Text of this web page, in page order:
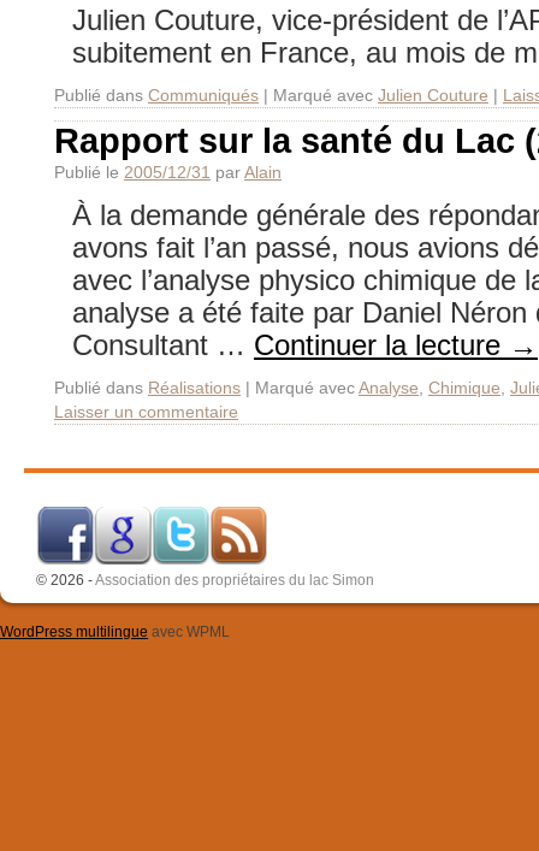
Julien Couture, vice-président de
subitement en France, au mois de
Publié dans Communiqués | Marqué avec Julien Couture |
Rapport sur la santé du Lac
Publié le 2005/12/31 parAlain
À la demande générale des
avons fait l’an passé, nous avions
avec l’analyse physico chimique de
analyse a été faite par Daniel Néron
Consultant … Continuer la lecture →
Publié dans Réalisations | Marqué avecAnalyse Chimique
Laisser un commentaire
© 2026 -Association des propriétaires du lac Simon
WordPress multilingue avec WPML